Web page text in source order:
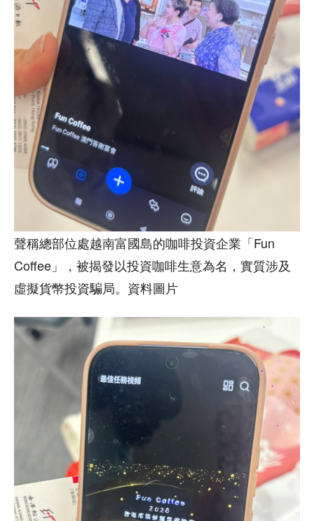
聲稱總部位處越南富國島的咖啡投資企業「Fun
Coffee」，被揭發以投資咖啡生意為名，實質涉及
虛擬貨幣投資騙局。資料圖片